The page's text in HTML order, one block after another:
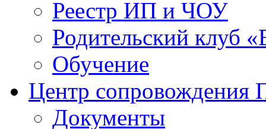
Реестр ИП и ЧОУ
Родительский клуб
Обучение
Центр сопровождения
Документы